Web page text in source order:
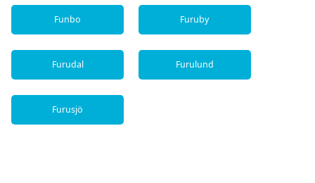
Funbo Furuby
Furudal Furulund
Furusjö